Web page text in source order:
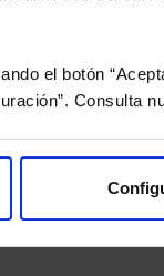
el botón
Consulta
ISINs de sus
las que podrá